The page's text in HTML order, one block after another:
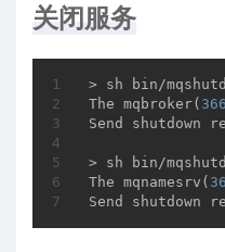
关闭服务
> sh bin/
The mqbroker(
Send shutdown
> sh bin/
The mqnamesrv (
Send shutdown